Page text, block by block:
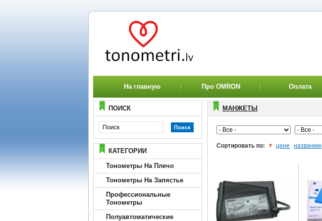
На главную Про OMRON Оплата
ПОИСК
КАТЕГОРИИ
Тонометры На Плечо
Тонометры На Запястье
Профессиональные
Тонометры
Полуавтоматические
МАНЖЕТЫ
Сортировать по: цене названию